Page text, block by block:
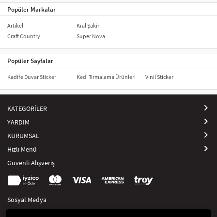
Popüler Markalar
Artikel
Craft Country
Kral Şakir
Super Nova
Popüler Sayfalar
Kadife Duvar Sticker Kedi Tırmalama Ürünleri Vinil Sticker
KATEGORİLER
YARDIM
KURUMSAL
Hızlı Menü
Güvenli Alışveriş
Sosyal Medya